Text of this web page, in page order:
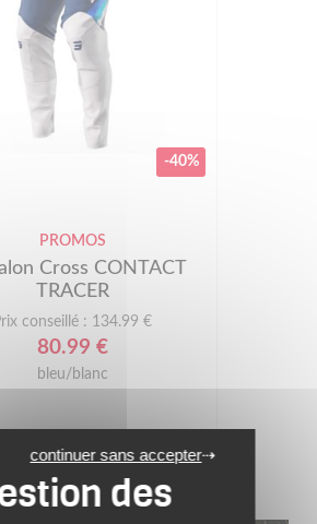
-40%
PROMOS
Cross CONTACT
TRACER
conseillé : 134.99 €
80.99 €
bleu/blanc
continuer sans accepter